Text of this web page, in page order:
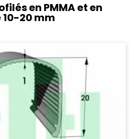
en PMMA et en
10-20 mm